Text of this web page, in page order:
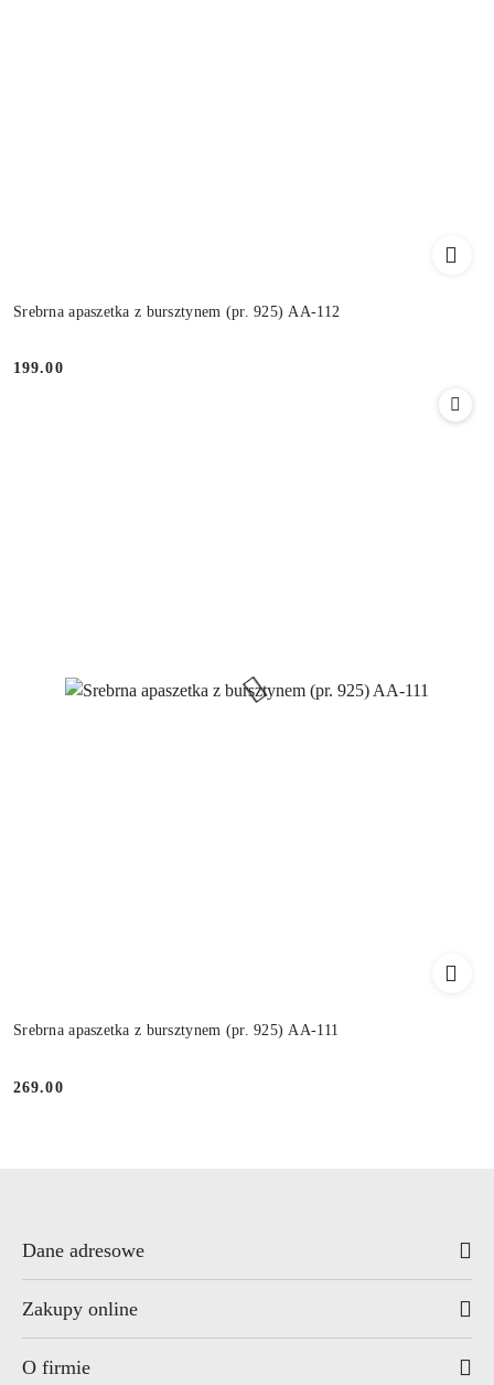
Srebrna apaszetka z bursztynem (pr. 925) AA-112
Cena:
199.00
Srebrna apaszetka z bursztynem (pr. 925) AA-111
Cena:
269.00
Dane adresowe
Zakupy online
O firmie